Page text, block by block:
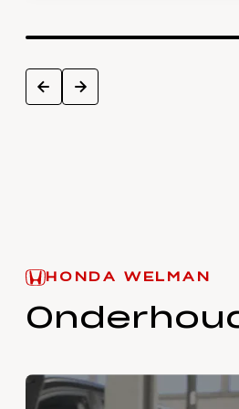
prev next
HONDA WELMAN